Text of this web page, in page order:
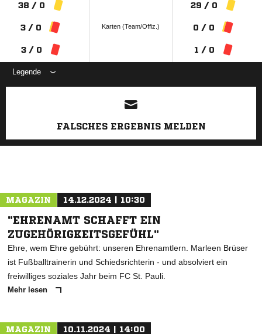
38 / 0
3 / 0
3 / 0
Karten (Team/Offiz.)
29 / 0
0 / 0
1 / 0
Legende
ANZEIGE
FALSCHES ERGEBNIS MELDEN
MAGAZIN 14.12.2024 | 10:30
"EHRENAMT SCHAFFT EIN
ZUGEHÖRIGKEITSGEFÜHL"
Ehre, wem Ehre gebührt: unseren Ehrenamtlern. Marleen Brüser
ist Fußballtrainerin und Schiedsrichterin - und absolviert ein
freiwilliges soziales Jahr beim FC St. Pauli.
Mehr lesen
MAGAZIN 10.11.2024 | 14:00